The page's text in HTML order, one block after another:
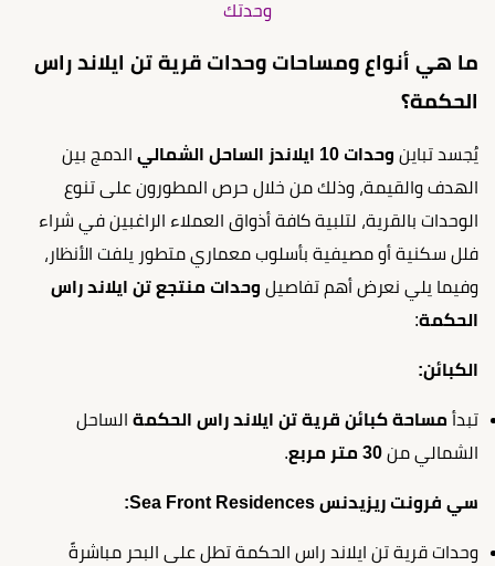
وحدتك
ما هي أنواع ومساحات وحدات قرية تن ايلاند راس
الحكمة؟
يُجسد تباين وحدات 10 ايلاندز الساحل الشمالي
الدمج بين
الهدف والقيمة، وذلك من خلال حرص المطورون على تنوع
الوحدات بالقرية، لتلبية كافة أذواق العملاء الراغبين في شراء
فلل سكنية أو مصيفية بأسلوب معماري متطور يلفت الأنظار،
وفيما يلي نعرض أهم تفاصيل وحدات منتجع تن ايلاند راس
الحكمة:
الكبائن:
تبدأ مساحة كبائن قرية تن ايلاند راس الحكمة الساحل
الشمالي من 30 متر مربع .
سي فرونت ريزيدنس Sea Front Residences:
وحدات قرية تن ايلاند راس الحكمة تطل على البحر مباشرةً